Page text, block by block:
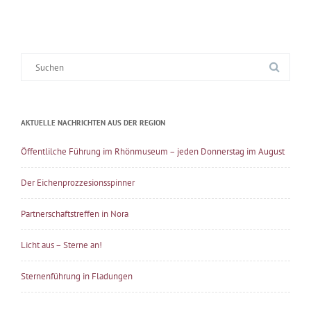
AKTUELLE NACHRICHTEN AUS DER REGION
Öffentlilche Führung im Rhönmuseum – jeden Donnerstag im August
Der Eichenprozzesionsspinner
Partnerschaftstreffen in Nora
Licht aus – Sterne an!
Sternenführung in Fladungen